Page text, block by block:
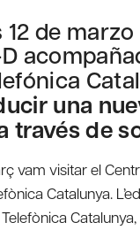
12 de
una
través de
vam visitar el
Catalunya.